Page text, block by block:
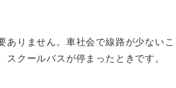
りません。車社会で線路が少ない
クールバスが停まったときです。